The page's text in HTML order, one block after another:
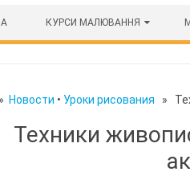
КУРСИ МАЛЮВАННЯ
» Новости • Уроки рисования »
Техники